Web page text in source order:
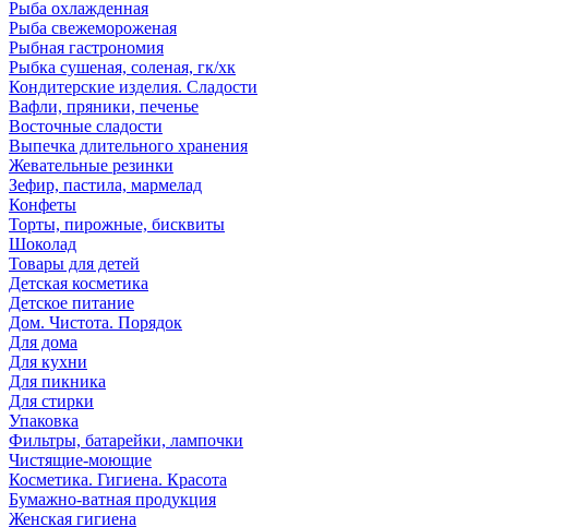
Рыба охлажденная
Рыба свежемороженая
Рыбная гастрономия
Рыбка сушеная, соленая, гк/хк
Кондитерские изделия. Сладости
Вафли, пряники, печенье
Восточные сладости
Выпечка длительного хранения
Жевательные резинки
Зефир, пастила, мармелад
Конфеты
Торты, пирожные, бисквиты
Шоколад
Товары для детей
Детская косметика
Детское питание
Дом. Чистота. Порядок
Для дома
Для кухни
Для пикника
Для стирки
Упаковка
Фильтры, батарейки, лампочки
Чистящие-моющие
Косметика. Гигиена. Красота
Бумажно-ватная продукция
Женская гигиена